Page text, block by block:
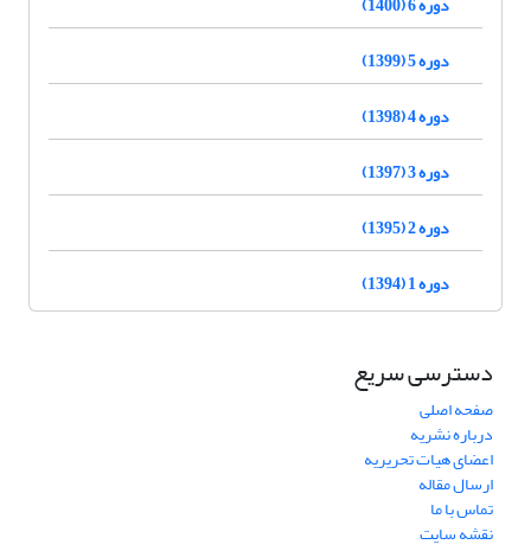
دوره 5 (1399)
دوره 4 (1398)
دوره 3 (1397)
دوره 2 (1395)
دوره 1 (1394)
دسترسی سریع
صفحه اصلی
درباره نشریه
اعضای هیات تحریریه
ارسال مقاله
تماس با ما
نقشه سایت